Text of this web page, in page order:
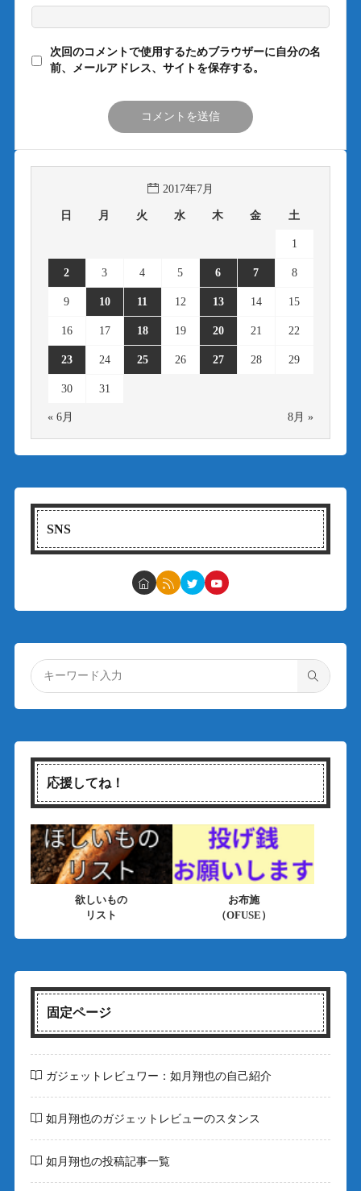
次回のコメントで使用するためブラウザーに自分の名
前、メールアドレス、サイトを保存する。
2017年7月
日 月 火 水 木 金 土
1
2 3 4 5 6 7 8
9 10 11 12 13 14 15
16 17 18 19 20 21 22
23 24 25 26 27 28 29
30 31
« 6月 8月 »
SNS
応援してね！
欲しいもの
リスト
お布施
（OFUSE）
固定ページ
ガジェットレビュワー：如月翔也の自己紹介
如月翔也のガジェットレビューのスタンス
如月翔也の投稿記事一覧